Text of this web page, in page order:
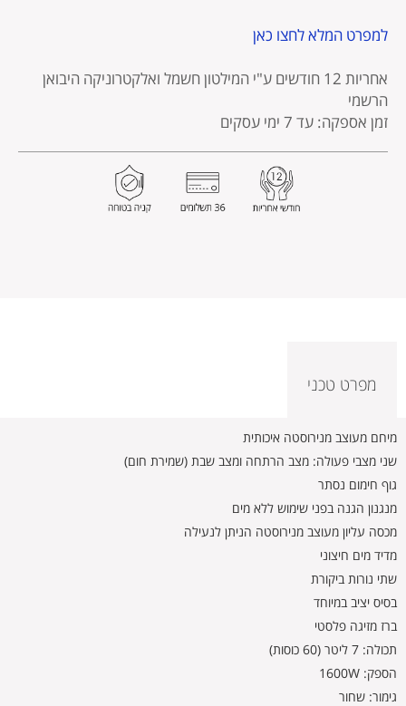
למפרט המלא לחצו כאן
אחריות 12 חודשים
ע"י המילטון חשמל ואלקטרוניקה היבואן
הרשמי
זמן אספקה: עד 7 ימי עסקים
מפרט טכני
מיחם מעוצב מנירוסטה איכותית
שני מצבי פעולה: מצב הרתחה ומצב שבת (שמירת חום)
גוף חימום נסתר
מנגנון הגנה בפני שימוש ללא מים
מכסה עליון מעוצב מנירוסטה הניתן לנעילה
מדיד מים חיצוני
שתי נורות ביקורת
בסיס יציב במיוחד
ברז מזיגה פלסטי
תכולה: 7 ליטר (60 כוסות)
הספק: 1600W
גימור: שחור